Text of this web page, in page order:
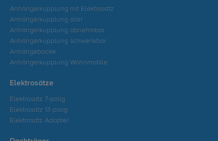
Anhängerkupplung mit Elektrosatz
Anhängerkupplung starr
Anhängerkupplung abnehmbar
Anhängerkupplung schwenkbar
Anhängeböcke
Anhängerkupplung Wohnmobile
Elektrosätze
Elektrosatz 7-polig
Elektrosatz 13-polig
Elektrosatz Adapter